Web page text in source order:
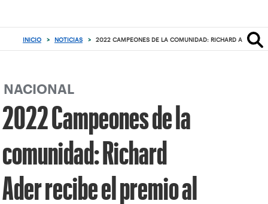
botón
al
INICIO > NOTICIAS > 2022 CAMPEONES DE LA COMUNIDAD: RICHARD ADER
NACIONAL
2022 Campeones de la
comunidad: Richard
Ader recibe el premio al